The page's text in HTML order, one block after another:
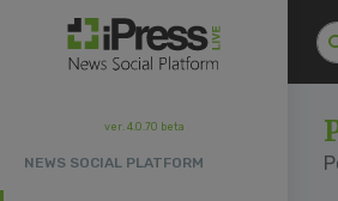
ver. 4.0.70 beta
NEWS SOCIAL PLATFORM